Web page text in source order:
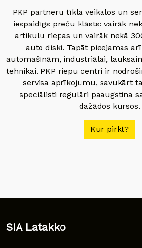
PKP partneru tīkla veikalos un
iespaidīgs preču klāsts: vairāk
artikulu riepas un vairāk nekā
auto diski. Tapāt pieejamas
automašīnām, industriālai,
tehnikai. PKP riepu centri ir
servisa aprīkojumu, savukārt
speciālisti regulāri paaugstina
dažādos kursos.
Kur pirkt?
SIA Latakko